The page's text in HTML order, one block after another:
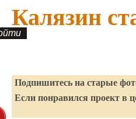
Калязин
Подпишитесь на старые
Если понравился проект в